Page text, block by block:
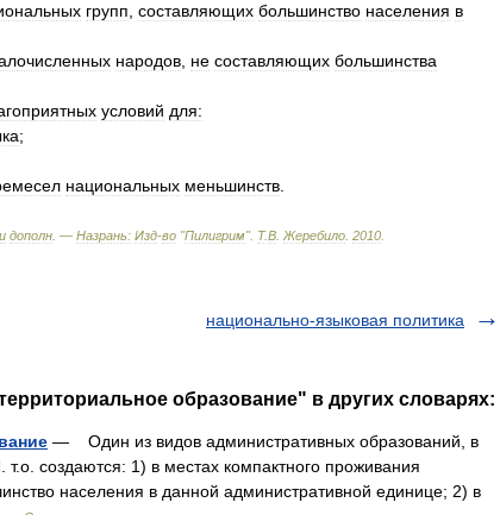
групп составляющих большинство населения в
народов не составляющих большинства
условий для:
;
национальных меньшинств
и дополн . — Назрань: Изд-во "Пилигрим". Т.В Жеребило 2010
национально-языковая политика
образование" в других словарях:
— Один из видов административных образований, в
создаются: 1) в местах компактного проживания
населения в данной административной единице; 2) в